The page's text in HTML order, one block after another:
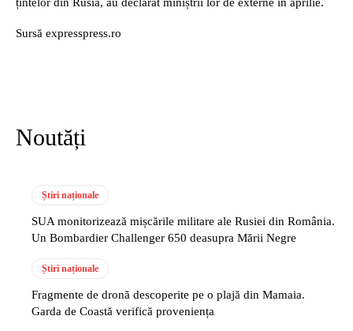
Sursă expresspress.ro
Noutăți
Știri naționale
SUA monitorizează mișcările militare ale Rusiei din România.
Un Bombardier Challenger 650 deasupra Mării Negre
Știri naționale
Fragmente de dronă descoperite pe o plajă din Mamaia.
Garda de Coastă verifică proveniența